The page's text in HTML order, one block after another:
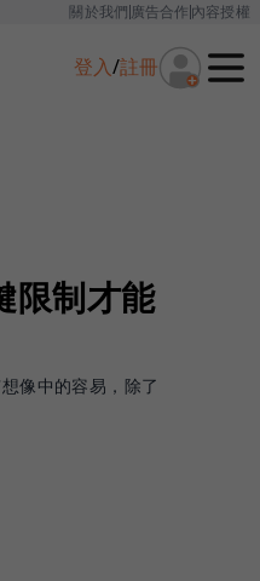
關於我們廣告合作內容授權
登入/註冊
限制才能
像中的容易，除了